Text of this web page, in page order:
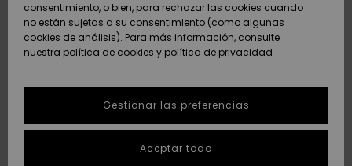
Novedades
Destacados
Novedades
Destacados
Comunidad
AYUDA &
CONTACTO
Protección de
datos
personales
Inicia una
conversación
SOSTENIBILIDAD
consentimiento, o bien, para rechazar las cookies cuando
no están sujetas a su consentimiento (como algunas
cookies de análisis). Para más información, consulte
nuestra política de cookies y política de privacidad
Gestionar las preferencias
Aceptar todo